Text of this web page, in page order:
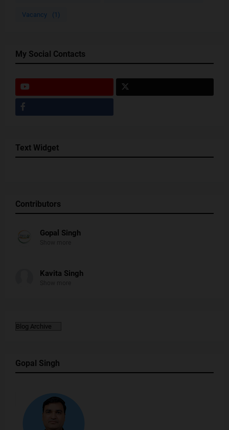
Vacancy (1)
My Social Contacts
Text Widget
Contributors
Gopal Singh
Kavita Singh
Gopal Singh